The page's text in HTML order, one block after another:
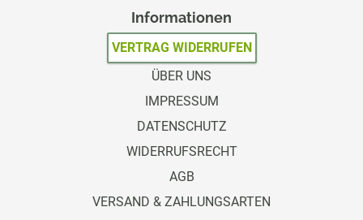
Informationen
VERTRAG WIDERRUFEN
ÜBER UNS
IMPRESSUM
DATENSCHUTZ
WIDERRUFSRECHT
AGB
VERSAND & ZAHLUNGSARTEN